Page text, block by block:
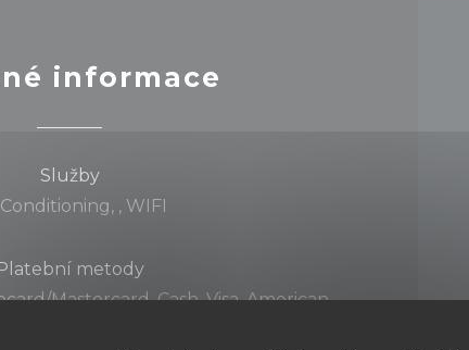
informace
Služby
, WIFI
metody
Mastercard, Cash, Visa, American